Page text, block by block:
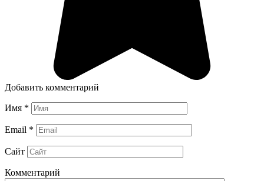
Добавить комментарий
Имя *
Email *
Сайт
Комментарий